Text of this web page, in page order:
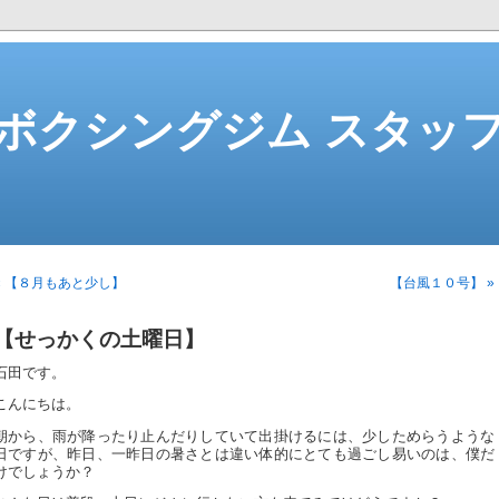
クシングジム スタッ
【８月もあと少し】 【台風１０号】 »
せっかくの土曜日】
田です。
んにちは。
から、雨が降ったり止んだりしていて出掛けるには、少しためらうような
ですが、昨日、一昨日の暑さとは違い体的にとても過ごし易いのは、僕だ
でしょうか？